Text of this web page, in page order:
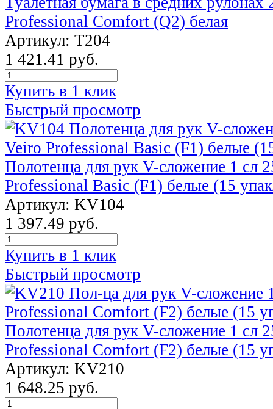
Professional Comfort (Q2) белая
Артикул: Т204
1 421.41 руб.
Купить в 1 клик
Быстрый просмотр
Полотенца для рук V-сложение 1 сл
Professional Basic (F1) белые (15
Артикул: KV104
1 397.49 руб.
Купить в 1 клик
Быстрый просмотр
Полотенца для рук V-сложение 1 сл
Professional Comfort (F2) белые (15
Артикул: KV210
1 648.25 руб.